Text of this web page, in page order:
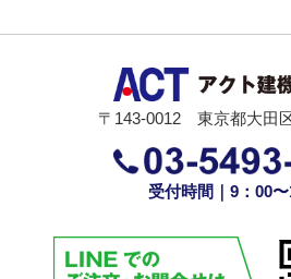
〒143-0012 東京都大田
受付時間｜9：00